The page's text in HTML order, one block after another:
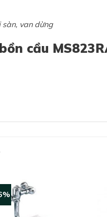
sàn, van dừng
cầu